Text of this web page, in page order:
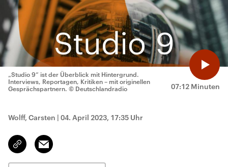
07:12 Minuten
„Studio 9“ ist der Überblick mit Hintergrund.
Interviews, Reportagen, Kritiken – mit originellen
Gesprächspartnern. © Deutschlandradio
Wolff, Carsten | 04. April 2023, 17:35 Uhr
Link
kopieren/teilen
Email